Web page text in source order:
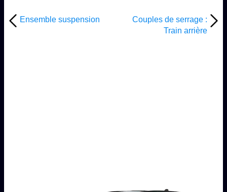
Ensemble suspension
Couples de serrage :
Train arrière